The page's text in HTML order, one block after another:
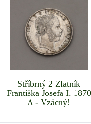
Stříbrný 2 Zlatník
Františka Josefa I. 1870
A - Vzácný!